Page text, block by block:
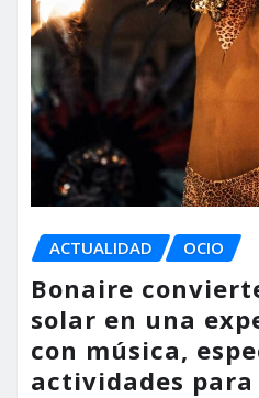
ACTUALIDAD OCIO
Bonaire
solar en una
con música,
actividades